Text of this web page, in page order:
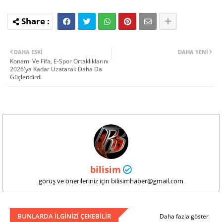
DAHA YENI
DAHA ESKI
Konamı Ve Fifa, E-Spor Ortaklıklarını
2026'ya Kadar Uzatarak Daha Da
Güçlendirdi
bilisim
görüş ve önerileriniz için bilisimhaber@gmail.com
BUNLARDA ILGINIZI ÇEKEBILIR Daha fazla göster